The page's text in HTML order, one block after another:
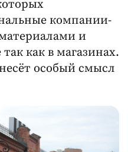
компании-
и
как в магазинах.
особый смысл